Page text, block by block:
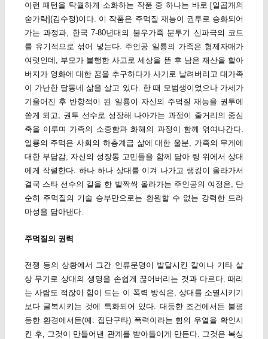
이런 패턴을 탁월하게 소화하는 작품 중 하나는 바로 [일곱개의
숟가락](김수정)이다. 이 작품은 주먹질 재능이 권투로 승화되어
가는 과정과, 한국 7-80년대의 불우가족 분투기 신파극의 코드
를 유기적으로 섞어 넣는다. 주인공 일룡의 가족은 형제자매가
여럿인데, 부모가 불행한 사고로 세상을 뜬 후 남은 재산을 할아
버지가 영화에 대한 꿈을 추구하다가 사기로 날려버리고 대가족
이 가난한 달동네 삶을 살고 있다. 한 때 모범생이었으나 가세가
기울어진 후 반항적이 된 일룡이 자신의 주먹질 재능을 권투에
쏟게 되고, 권투 선수로 성장해 나아가는 과정이 줄거리의 중심
축을 이루며 가족의 소중함과 화해의 과정이 함께 엮여나간다.
일룡의 주먹은 사회의 하층계급 삶에 대한 울분, 가족의 무게에
대한 부담감, 자신의 성장통 고민들을 함께 담아 링 위에서 상대
에게 작렬한다. 하나 하나 상대를 이겨 나가고 랭킹이 올라가서
결국 스타 선수의 길을 한 발짝씩 올라가는 주인공의 여정은, 단
순히 주먹질의 기술 승부만으로는 환원할 수 없는 강력한 드라
마성을 담아낸다.
주먹질의 권력
전쟁 등의 상황에서 그간 인류문명이 발달시킨 칼이나 기타 살
상 무기로 상대의 생명을 손쉽게 끊어버리는 것과 다르다. 때리
는 사람도 적잖이 힘이 드는 이 폭력 방식은, 상대를 소멸시키기
보다 굴복시키는 것에 특화되어 있다. 대등한 조건에서든 불평
등한 환경에서든(예: 집단구타) 폭력이라는 힘의 우열을 확인시
킨 후, 그것이 만들어낸 관계를 받아들이게 만든다. 그것은 복싱